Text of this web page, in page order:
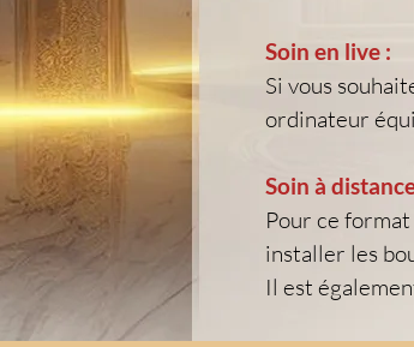
Soin en live :
Si vous
ordinateur
Soin à
Pour ce
installer les
Il est